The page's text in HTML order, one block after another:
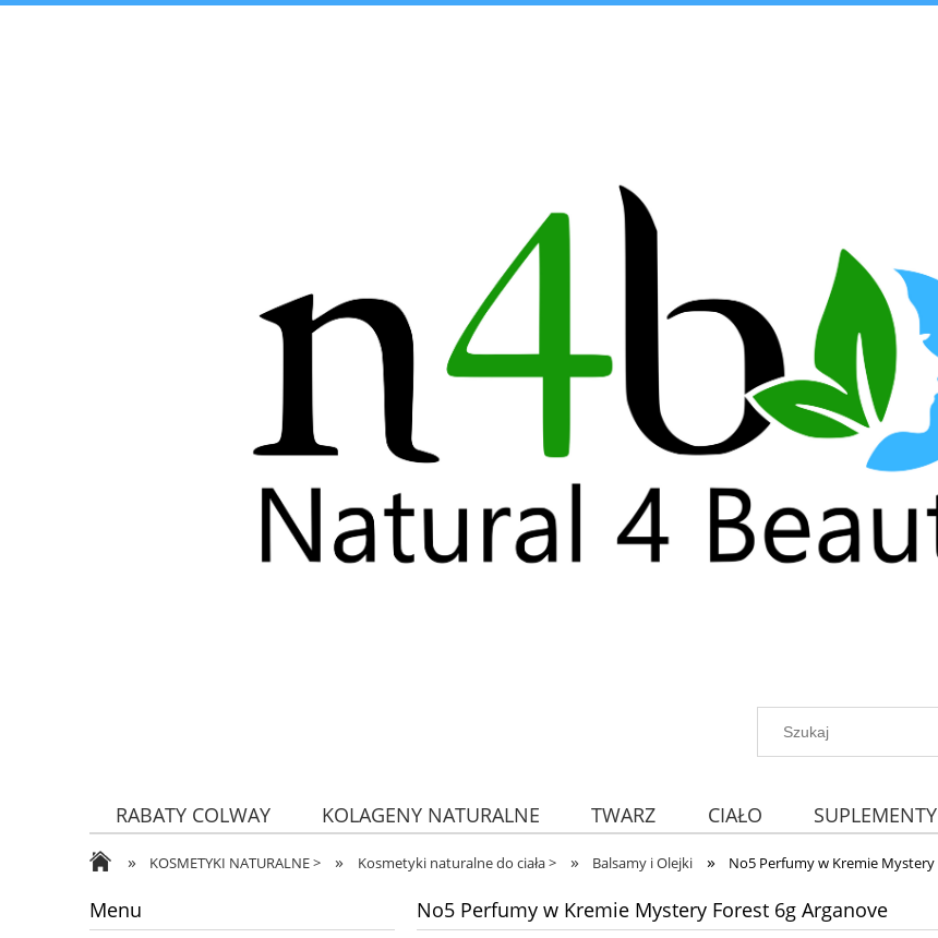
RABATY COLWAY KOLAGENY NATURALNE TWARZ CIAŁO
ZDROWA ŻYWNOŚĆ
» KOSMETYKI NATURALNE > » Kosmetyki naturalne do ciała > » Balsamy i Olejki » No5 Perfumy w Kremie
Menu No5 Perfumy w Kremie Mystery Forest 6g Arganove